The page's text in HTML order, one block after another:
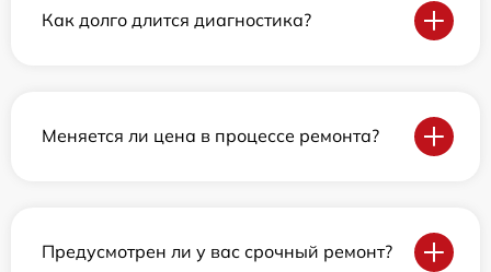
Как долго длится диагностика?
Меняется ли цена в процессе ремонта?
Предусмотрен ли у вас срочный ремонт?